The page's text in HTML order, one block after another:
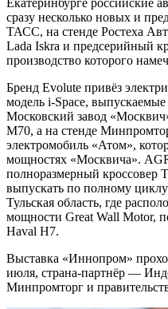
сразу несколько новых и
ТАСС, на стенде Ростеха
Lada Iskra и предсерийный
производство которого
Бренд Evolute привёз
модель i-Space,
Московский завод
M70, а на стенде
электромобиль «Атом»,
мощностях «Москвича».
полноразмерный кроссовер
выпускать по полному
Тульская область, где
мощности Great Wall Motor,
Haval H7.
Выставка «Иннопром»
июля, страна-партнёр —
Минпромторг и